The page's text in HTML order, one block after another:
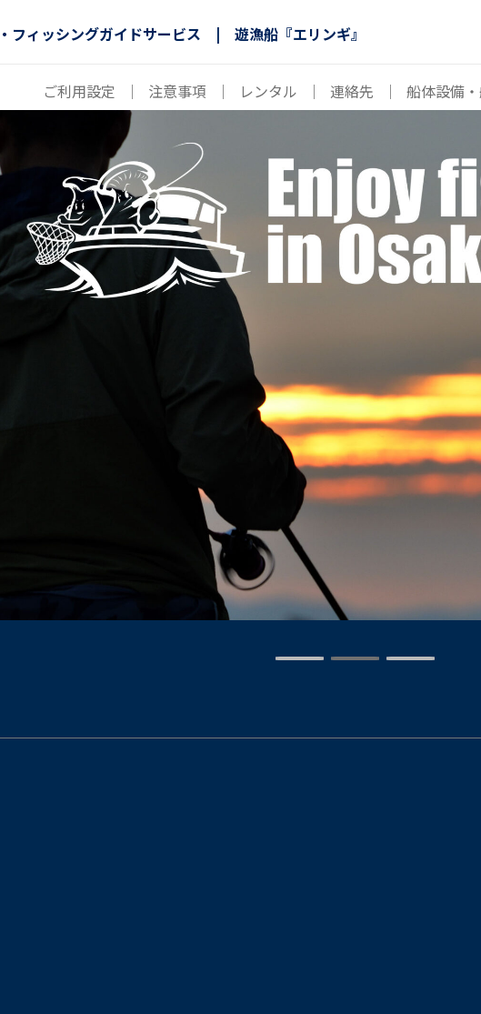
フィッシングガイドサービス | 遊漁船『エリンギ』
ご利用設定 ｜ 注意事項 ｜ レンタル ｜ 連絡先 ｜ 船体設備